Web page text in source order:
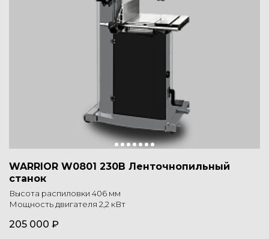
WARRIOR W0801 230В Ленточнопильный
станок
Высота распиловки 406 мм
Мощность двигателя 2,2 кВт
205 000 ₽